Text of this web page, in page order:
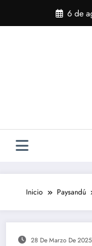
contenido
6 de
Inicio Paysandú
28 De Marzo De 2025